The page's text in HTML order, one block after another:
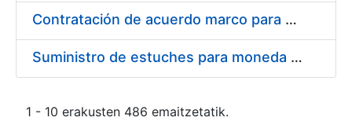
Contratación de acuerdo marco para el Suministro de Material de Electricidad para la Fábrica Nacional de Moneda y Timbre-Real Casa de la Moneda en su centro de trabajo de Burgos
Suministro de estuches para moneda de 30 €
1 - 10 erakusten 486 emaitzetatik.